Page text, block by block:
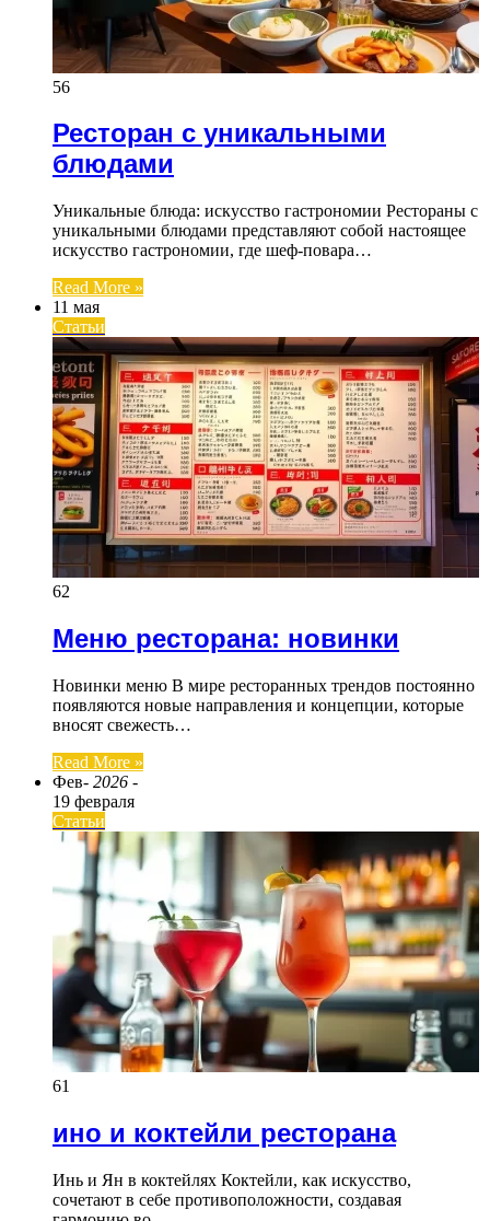
56
Ресторан с уникальными
блюдами
Уникальные блюда: искусство гастрономии Рестораны с
уникальными блюдами представляют собой настоящее
искусство гастрономии, где шеф-повара…
Read More »
11 мая
Статьи
62
Меню ресторана: новинки
Новинки меню В мире ресторанных трендов постоянно
появляются новые направления и концепции, которые
вносят свежесть…
Read More »
Фев- 2026 -
19 февраля
Статьи
61
ино и коктейли ресторана
Инь и Ян в коктейлях Коктейли, как искусство,
сочетают в себе противоположности, создавая